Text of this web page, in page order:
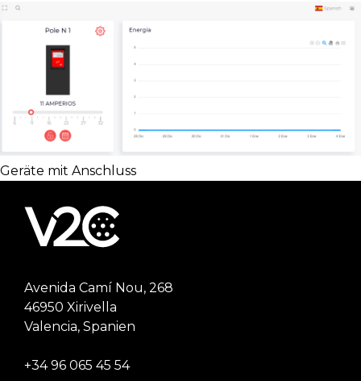
Geräte mit Anschluss
Avenida Camí Nou, 268
46950 Xirivella
Valencia, Spanien
+34 96 065 45 54